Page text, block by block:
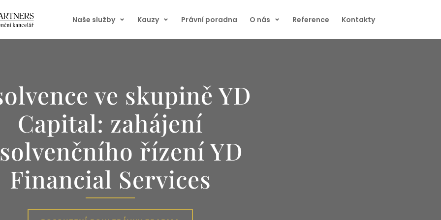
Naše služby Kauzy Právní poradna O nás Reference Kontakty
ve skupině YD
Capital: zahájení
řízení YD
Financial Services